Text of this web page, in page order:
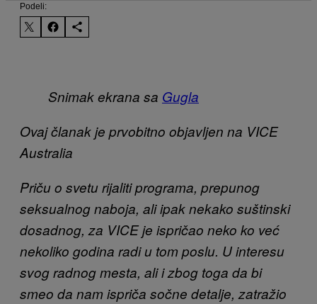
Podeli:
Snimak ekrana sa Gugla
Ovaj članak je prvobitno objavljen na VICE
Australia
Priču o svetu rijaliti programa, prepunog
seksualnog naboja, ali ipak nekako suštinski
dosadnog, za VICE je ispričao neko ko već
nekoliko godina radi u tom poslu. U interesu
svog radnog mesta, ali i zbog toga da bi
smeo da nam ispriča sočne detalje, zatražio